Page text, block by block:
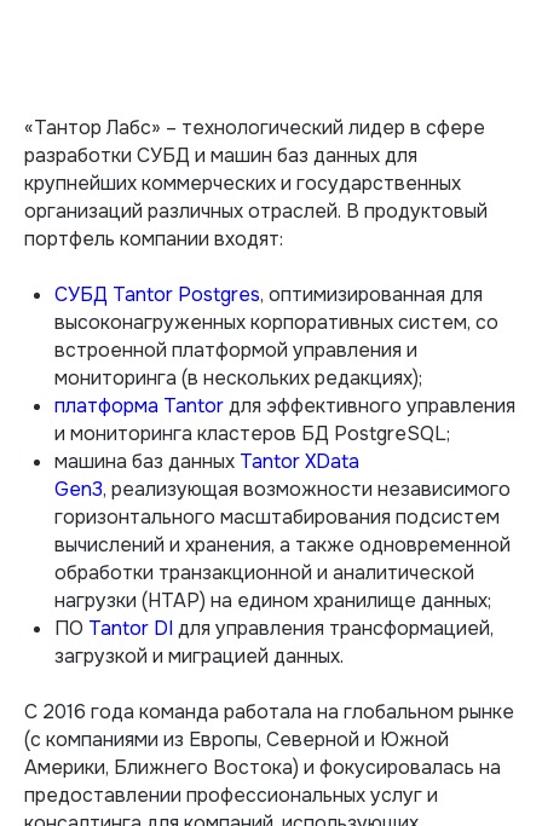
«Тантор Лабс» – технологический лидер в сфере
разработки СУБД и машин баз данных для
крупнейших коммерческих и государственных
организаций различных отраслей. В продуктовый
портфель компании входят:
СУБД Tantor Postgres, оптимизированная для
высоконагруженных корпоративных систем, со
встроенной платформой управления и
мониторинга (в нескольких редакциях);
платформа Tantorдля эффективного управления
и мониторинга кластеров БД PostgreSQL;
машина баз данных Tantor XData
Gen3, реализующая возможности независимого
горизонтального масштабирования подсистем
вычислений и хранения, а также одновременной
обработки транзакционной и аналитической
нагрузки (HTAP) на едином хранилище данных;
ПО Tantor DIдля управления трансформацией,
загрузкой и миграцией данных.
С 2016 года команда работала на глобальном рынке
(с компаниями из Европы, Северной и Южной
Америки, Ближнего Востока) и фокусировалась на
предоставлении профессиональных услуг и